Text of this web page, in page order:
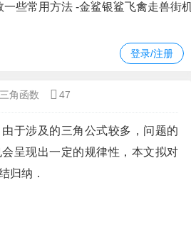
些常用方法 -金鲨银鲨飞禽走兽街
登录/注册
三角函数> 正文
三角函数 47
于涉及的三角公式较多，问题的
呈现出一定的规律性，本文拟对
归纳．